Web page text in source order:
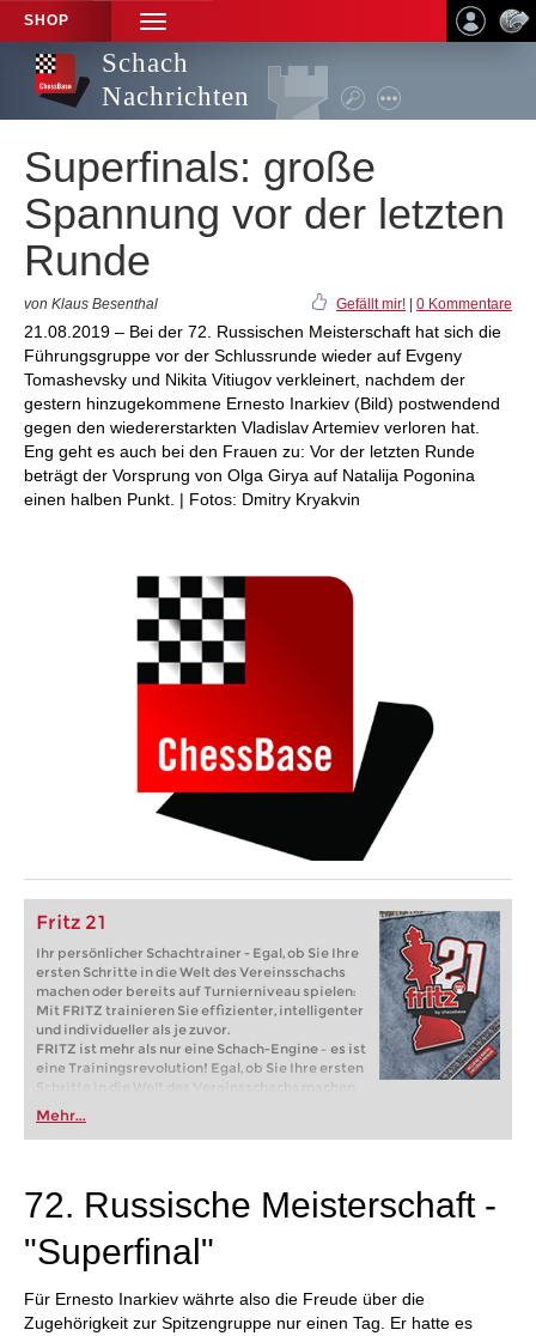
SHOP
TOGGLE
NAVIGATION
Schach
Nachrichten
Superfinals: große
Spannung vor der letzten
Runde
von Klaus Besenthal Gefällt mir! 0 Kommentare
21.08.2019 – Bei der 72. Russischen Meisterschaft hat sich die
Führungsgruppe vor der Schlussrunde wieder auf Evgeny
Tomashevsky und Nikita Vitiugov verkleinert, nachdem der
gestern hinzugekommene Ernesto Inarkiev (Bild) postwendend
gegen den wiedererstarkten Vladislav Artemiev verloren hat.
Eng geht es auch bei den Frauen zu: Vor der letzten Runde
beträgt der Vorsprung von Olga Girya auf Natalija Pogonina
einen halben Punkt. | Fotos: Dmitry Kryakvin
Fritz 21
Ihr persönlicher Schachtrainer - Egal, ob Sie Ihre
ersten Schritte in die Welt des Vereinsschachs
machen oder bereits auf Turnierniveau spielen:
Mit FRITZ trainieren Sie effizienter, intelligenter
und individueller als je zuvor.
FRITZ ist mehr als nur eine Schach-Engine – es ist
eine Trainingsrevolution! Egal, ob Sie Ihre ersten
Schritte in die Welt des Vereinsschachs machen
oder bereits auf Turnierniveau spielen: Mit
FRITZ trainieren Sie effizienter, intelligenter und
individueller als je zuvor.
Mehr...
72. Russische Meisterschaft -
"Superfinal"
Für Ernesto Inarkiev währte also die Freude über die
Zugehörigkeit zur Spitzengruppe nur einen Tag. Er hatte es